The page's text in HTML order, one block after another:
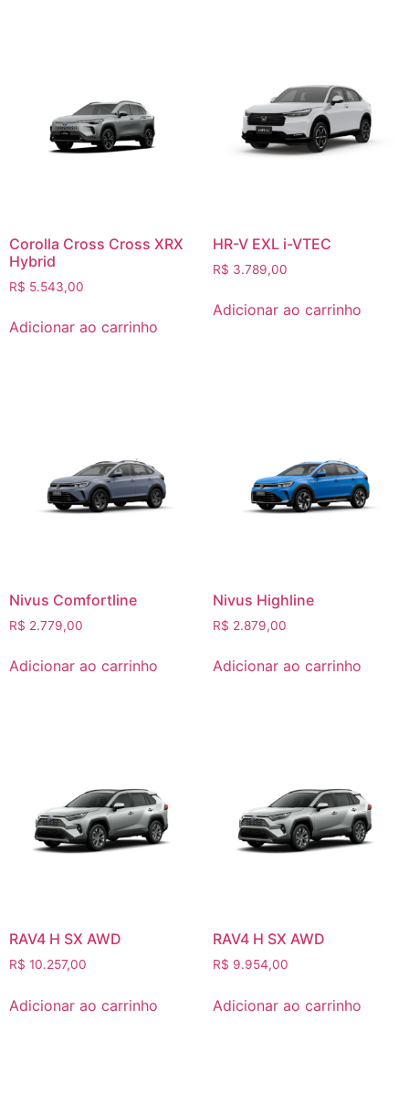
Corolla Cross Cross XRX
Hybrid
R$ 5.543,00
Adicionar ao carrinho
HR-V EXL i-VTEC
R$ 3.789,00
Adicionar ao carrinho
Nivus Comfortline
R$ 2.779,00
Adicionar ao carrinho
Nivus Highline
R$ 2.879,00
Adicionar ao carrinho
RAV4 H SX AWD
R$ 10.257,00
Adicionar ao carrinho
RAV4 H SX AWD
R$ 9.954,00
Adicionar ao carrinho